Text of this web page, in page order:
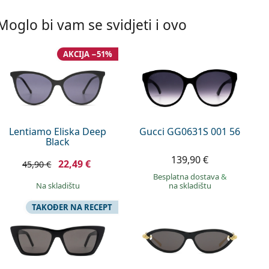
bi vam se svidjeti i ovo
Lentiamo Eliska Deep
Black
AKCIJA −51%
45,90 € 22,49 €
na skladištu
Gucci GG0631S 001 56
139,90 €
Besplatna dostava&
na skladištu
TAKOĐER NA RECEPT